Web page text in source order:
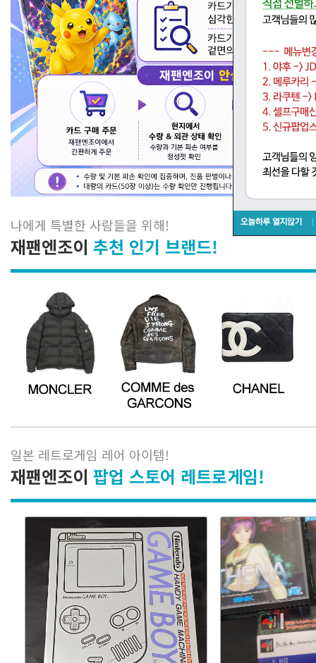
나에게 특별한 사람들을 위해!
재팬엔조이 추천 인기 브랜드!
일본 레트로게임 레어 아이템!
재팬엔조이 팝업 스토어 레트로게임!